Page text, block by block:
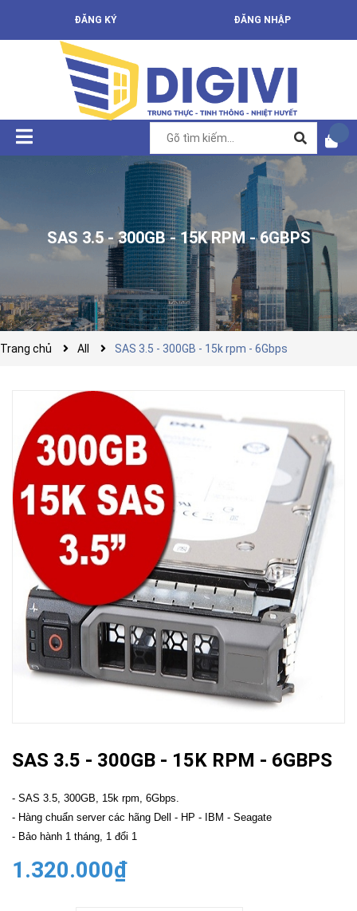
ĐĂNG KÝ ĐĂNG NHẬP
SAS 3.5 - 300GB - 15K RPM - 6GBPS
Trang chủ All SAS 3.5 - 300GB - 15k rpm - 6Gbps
SAS 3.5 - 300GB - 15K RPM - 6GBPS
- SAS 3.5, 300GB, 15k rpm, 6Gbps.
- Hàng chuẩn server các hãng Dell - HP - IBM - Seagate
- Bảo hành 1 tháng, 1 đổi 1
1.320.000₫